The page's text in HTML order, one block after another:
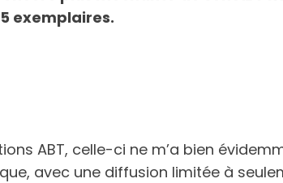
exemplaires.
ABT, celle-ci ne m’a bien
avec une diffusion limitée à